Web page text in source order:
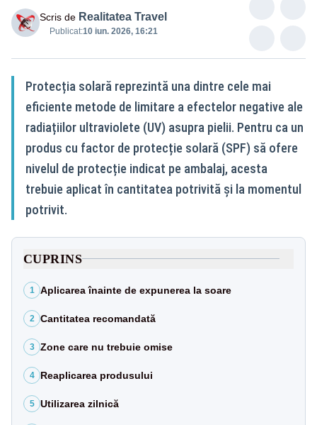
Scris de Realitatea Travel
Publicat:10 iun. 2026, 16:21
Protecția solară reprezintă una dintre cele mai
eficiente metode de limitare a efectelor negative ale
radiațiilor ultraviolete (UV) asupra pielii. Pentru ca un
produs cu factor de protecție solară (SPF) să ofere
nivelul de protecție indicat pe ambalaj, acesta
trebuie aplicat în cantitatea potrivită și la momentul
potrivit.
CUPRINS
1 Aplicarea înainte de expunerea la soare
2 Cantitatea recomandată
3 Zone care nu trebuie omise
4 Reaplicarea produsului
5 Utilizarea zilnică